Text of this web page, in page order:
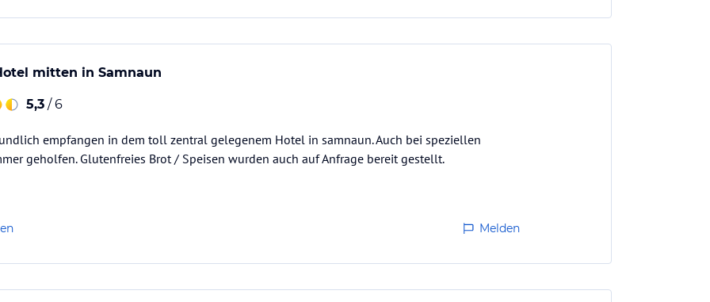
mitten in Samnaun
5,3 / 6
empfangen in dem toll zentral gelegenem Hotel in samnaun. Auch bei speziellen
geholfen. Glutenfreies Brot / Speisen wurden auch auf Anfrage bereit gestellt.
Melden